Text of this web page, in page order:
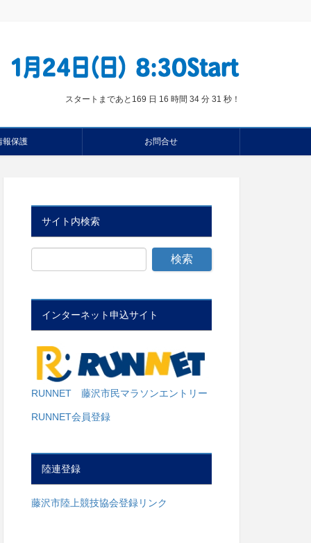
スタートまであと 169 日 16 時間 34 分 30 秒 ！
報保護 お問合せ
サイト内検索
インターネット申込サイト
RUNNET 藤沢市民マラソンエントリー
RUNNET会員登録
陸連登録
藤沢市陸上競技協会登録リンク